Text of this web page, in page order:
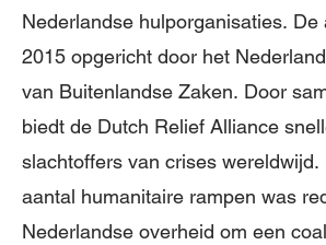
Nederlandse hulporganisaties. De
2015 opgericht door het
van Buitenlandse Zaken. Door
biedt de Dutch Relief Alliance
slachtoffers van crises wereldwijd.
aantal humanitaire rampen was
Nederlandse overheid om een